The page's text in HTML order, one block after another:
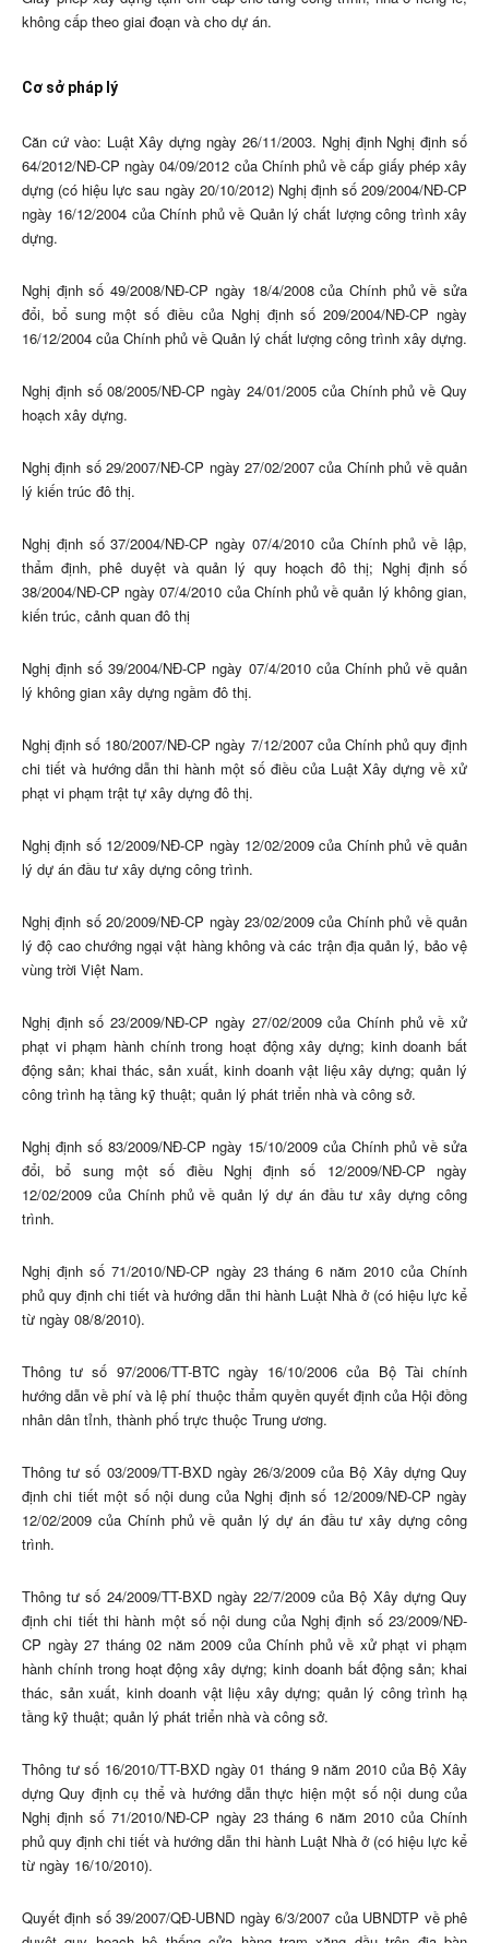
không cấp theo giai đoạn và cho dự án.
Cơ sở pháp lý
Căn cứ vào: Luật Xây dựng ngày 26/11/2003. Nghị định Nghị định số
64/2012/NĐ-CP ngày 04/09/2012 của Chính phủ về cấp giấy phép xây
dựng (có hiệu lực sau ngày 20/10/2012) Nghị định số 209/2004/NĐ-CP
ngày 16/12/2004 của Chính phủ về Quản lý chất lượng công trình xây
dựng.
Nghị định số 49/2008/NĐ-CP ngày 18/4/2008 của Chính phủ về sửa
đổi, bổ sung một số điều của Nghị định số 209/2004/NĐ-CP ngày
16/12/2004 của Chính phủ về Quản lý chất lượng công trình xây dựng.
Nghị định số 08/2005/NĐ-CP ngày 24/01/2005 của Chính phủ về Quy
hoạch xây dựng.
Nghị định số 29/2007/NĐ-CP ngày 27/02/2007 của Chính phủ về quản
lý kiến trúc đô thị.
Nghị định số 37/2004/NĐ-CP ngày 07/4/2010 của Chính phủ về lập,
thẩm định, phê duyệt và quản lý quy hoạch đô thị; Nghị định số
38/2004/NĐ-CP ngày 07/4/2010 của Chính phủ về quản lý không gian,
kiến trúc, cảnh quan đô thị
Nghị định số 39/2004/NĐ-CP ngày 07/4/2010 của Chính phủ về quản
lý không gian xây dựng ngầm đô thị.
Nghị định số 180/2007/NĐ-CP ngày 7/12/2007 của Chính phủ quy định
chi tiết và hướng dẫn thi hành một số điều của Luật Xây dựng về xử
phạt vi phạm trật tự xây dựng đô thị.
Nghị định số 12/2009/NĐ-CP ngày 12/02/2009 của Chính phủ về quản
lý dự án đầu tư xây dựng công trình.
Nghị định số 20/2009/NĐ-CP ngày 23/02/2009 của Chính phủ về quản
lý độ cao chướng ngại vật hàng không và các trận địa quản lý, bảo vệ
vùng trời Việt Nam.
Nghị định số 23/2009/NĐ-CP ngày 27/02/2009 của Chính phủ về xử
phạt vi phạm hành chính trong hoạt động xây dựng; kinh doanh bất
động sản; khai thác, sản xuất, kinh doanh vật liệu xây dựng; quản lý
công trình hạ tầng kỹ thuật; quản lý phát triển nhà và công sở.
Nghị định số 83/2009/NĐ-CP ngày 15/10/2009 của Chính phủ về sửa
đổi, bổ sung một số điều Nghị định số 12/2009/NĐ-CP ngày
12/02/2009 của Chính phủ về quản lý dự án đầu tư xây dựng công
trình.
Nghị định số 71/2010/NĐ-CP ngày 23 tháng 6 năm 2010 của Chính
phủ quy định chi tiết và hướng dẫn thi hành Luật Nhà ở (có hiệu lực kể
từ ngày 08/8/2010).
Thông tư số 97/2006/TT-BTC ngày 16/10/2006 của Bộ Tài chính
hướng dẫn về phí và lệ phí thuộc thẩm quyền quyết định của Hội đồng
nhân dân tỉnh, thành phố trực thuộc Trung ương.
Thông tư số 03/2009/TT-BXD ngày 26/3/2009 của Bộ Xây dựng Quy
định chi tiết một số nội dung của Nghị định số 12/2009/NĐ-CP ngày
12/02/2009 của Chính phủ về quản lý dự án đầu tư xây dựng công
trình.
Thông tư số 24/2009/TT-BXD ngày 22/7/2009 của Bộ Xây dựng Quy
định chi tiết thi hành một số nội dung của Nghị định số 23/2009/NĐ-
CP ngày 27 tháng 02 năm 2009 của Chính phủ về xử phạt vi phạm
hành chính trong hoạt động xây dựng; kinh doanh bất động sản; khai
thác, sản xuất, kinh doanh vật liệu xây dựng; quản lý công trình hạ
tầng kỹ thuật; quản lý phát triển nhà và công sở.
Thông tư số 16/2010/TT-BXD ngày 01 tháng 9 năm 2010 của Bộ Xây
dựng Quy định cụ thể và hư­­ớng dẫn thực hiện một số nội dung của
Nghị định số 71/2010/NĐ-CP ngày 23 tháng 6 năm 2010 của Chính
phủ quy định chi tiết và hướng dẫn thi hành Luật Nhà ở (có hiệu lực kể
từ ngày 16/10/2010).
Quyết định số 39/2007/QĐ-UBND ngày 6/3/2007 của UBNDTP về phê